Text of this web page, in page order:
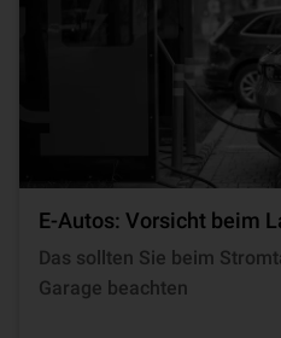
E-Autos: Vorsicht beim
Das sollten Sie beim
Garage beachten